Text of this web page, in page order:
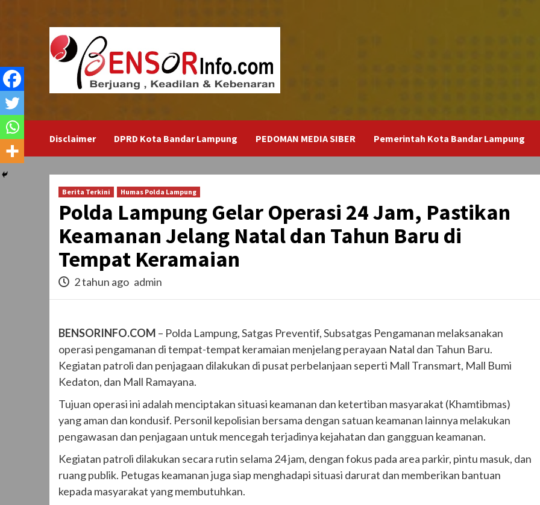
Disclaimer DPRD Kota Bandar Lampung PEDOMAN MEDIA SIBER Pemerintah Kota Bandar Lampung
Berita Terkini Humas Polda Lampung
Polda Lampung Gelar Operasi 24 Jam, Pastikan
Keamanan Jelang Natal dan Tahun Baru di
Tempat Keramaian
2 tahun ago admin
BENSORINFO.COM – Polda Lampung, Satgas Preventif, Subsatgas Pengamanan melaksanakan
operasi pengamanan di tempat-tempat keramaian menjelang perayaan Natal dan Tahun Baru.
Kegiatan patroli dan penjagaan dilakukan di pusat perbelanjaan seperti Mall Transmart, Mall Bumi
Kedaton, dan Mall Ramayana.
Tujuan operasi ini adalah menciptakan situasi keamanan dan ketertiban masyarakat (Khamtibmas)
yang aman dan kondusif. Personil kepolisian bersama dengan satuan keamanan lainnya melakukan
pengawasan dan penjagaan untuk mencegah terjadinya kejahatan dan gangguan keamanan.
Kegiatan patroli dilakukan secara rutin selama 24 jam, dengan fokus pada area parkir, pintu masuk, dan
ruang publik. Petugas keamanan juga siap menghadapi situasi darurat dan memberikan bantuan
kepada masyarakat yang membutuhkan.